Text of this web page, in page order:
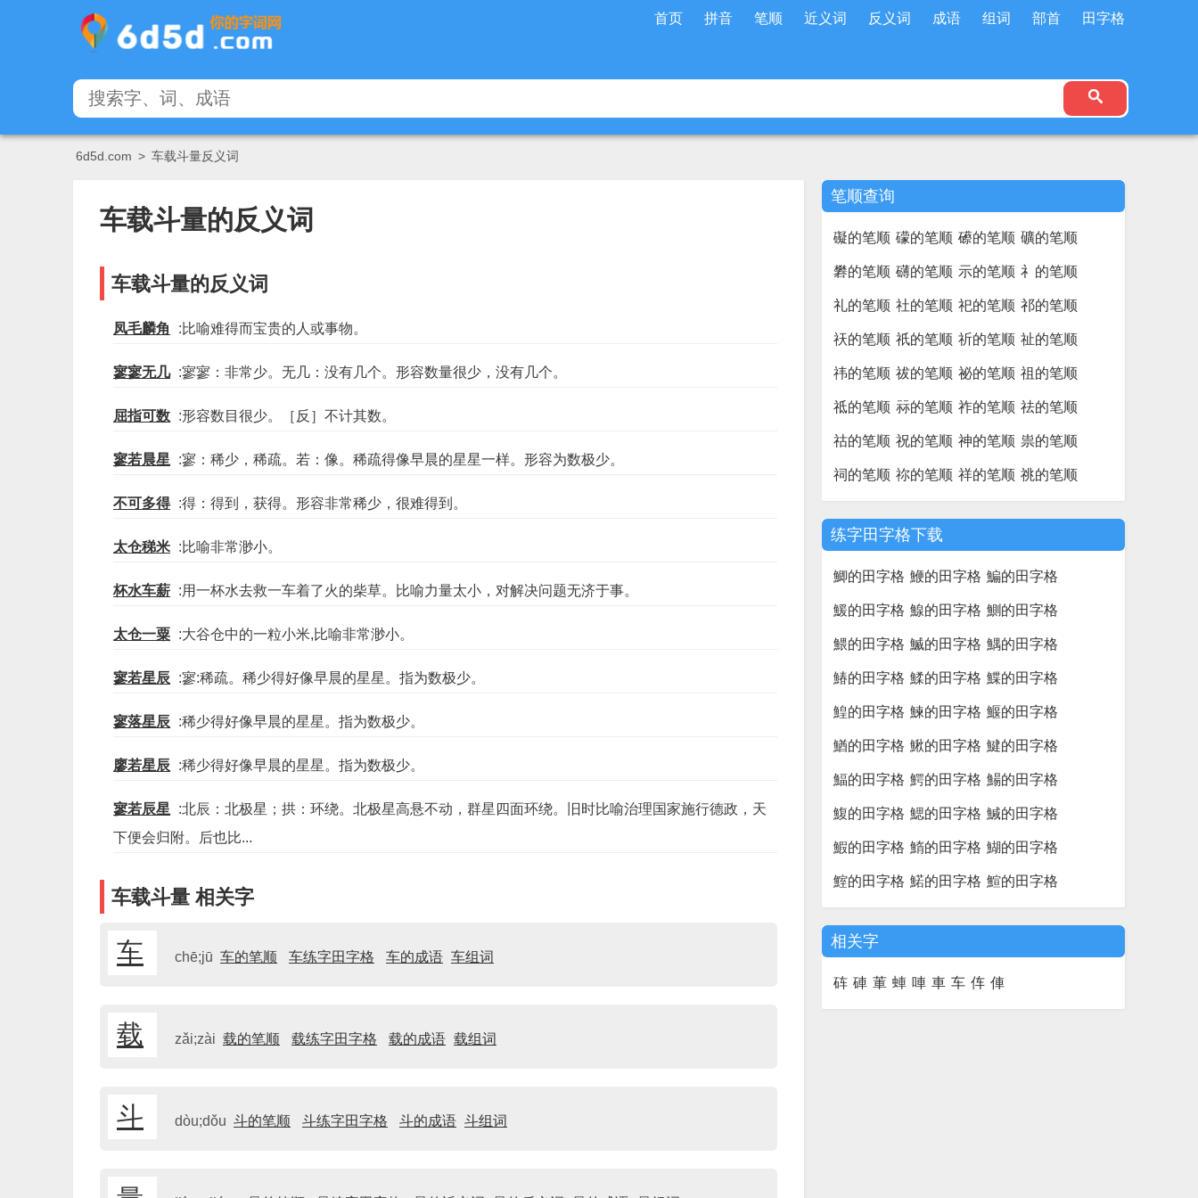
首页 拼音 笔顺 近义词 反义词 成语 组词 部首 田字格
6d5d.com > 车载斗量反义词
车载斗量的反义词
车载斗量的反义词
凤毛麟角 :比喻难得而宝贵的人或事物。
寥寥无几 :寥寥：非常少。无几：没有几个。形容数量很少，没有几个。
屈指可数 :形容数目很少。［反］不计其数。
寥若晨星 :寥：稀少，稀疏。若：像。稀疏得像早晨的星星一样。形容为数极少。
不可多得 :得：得到，获得。形容非常稀少，很难得到。
太仓稊米 :比喻非常渺小。
杯水车薪 :用一杯水去救一车着了火的柴草。比喻力量太小，对解决问题无济于事。
太仓一粟 :大谷仓中的一粒小米,比喻非常渺小。
寥若星辰 :寥:稀疏。稀少得好像早晨的星星。指为数极少。
寥落星辰 :稀少得好像早晨的星星。指为数极少。
廖若星辰 :稀少得好像早晨的星星。指为数极少。
寥若辰星
:北辰：北极星；拱：环绕。北极星高悬不动，群星四面环绕。旧时比喻治理国家施行德政，天
下便会归附。后也比...
车载斗量 相关字
车 chē;jū 车的笔顺 车练字田字格 车的成语 车组词
载 zǎi;zài 载的笔顺 载练字田字格 载的成语 载组词
斗 dòu;dǒu 斗的笔顺 斗练字田字格 斗的成语 斗组词
笔顺查询
礙的笔顺 礞的笔顺 礤的笔顺 礦的笔顺
礬的笔顺 礴的笔顺 示的笔顺 礻的笔顺
礼的笔顺 社的笔顺 祀的笔顺 祁的笔顺
祆的笔顺 祇的笔顺 祈的笔顺 祉的笔顺
祎的笔顺 祓的笔顺 祕的笔顺 祖的笔顺
祗的笔顺 祘的笔顺 祚的笔顺 祛的笔顺
祜的笔顺 祝的笔顺 神的笔顺 祟的笔顺
祠的笔顺 祢的笔顺 祥的笔顺 祧的笔顺
练字田字格下载
鯽的田字格 鯾的田字格 鯿的田字格
鰀的田字格 鰁的田字格 鰂的田字格
鰃的田字格 鰄的田字格 鰅的田字格
鰆的田字格 鰇的田字格 鰈的田字格
鰉的田字格 鰊的田字格 鰋的田字格
鰌的田字格 鰍的田字格 鰎的田字格
鰏的田字格 鰐的田字格 鰑的田字格
鰒的田字格 鰓的田字格 鰔的田字格
鰕的田字格 鰖的田字格 鰗的田字格
鰘的田字格 鰙的田字格 鰚的田字格
相关字
砗 硨 莗 蛼 唓 車 车 伡 俥